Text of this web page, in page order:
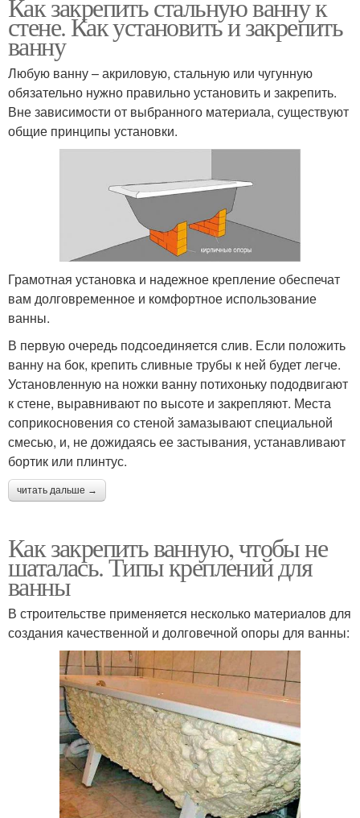
стене. Как установить и закрепить
ванну
Любую ванну – акриловую, стальную или чугунную
обязательно нужно правильно установить и закрепить.
Вне зависимости от выбранного материала, существуют
общие принципы установки.
Грамотная установка и надежное крепление обеспечат
вам долговременное и комфортное использование
ванны.
В первую очередь подсоединяется слив. Если положить
ванну на бок, крепить сливные трубы к ней будет легче.
Установленную на ножки ванну потихоньку пододвигают
к стене, выравнивают по высоте и закрепляют. Места
соприкосновения со стеной замазывают специальной
смесью, и, не дожидаясь ее застывания, устанавливают
бортик или плинтус.
читать дальше →
Как закрепить ванную, чтобы не
шаталась. Типы креплений для
ванны
В строительстве применяется несколько материалов для
создания качественной и долговечной опоры для ванны: